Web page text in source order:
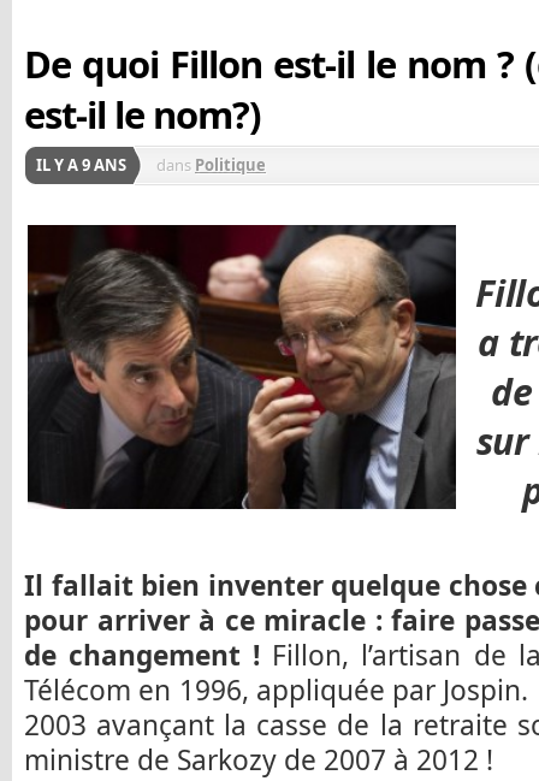
De quoi Fillon est-il le nom ?
est-il le nom?)
IL Y A 9 ANS dans Politique
a
sur
Il fallait bien inventer quelque chose
pour arriver à ce miracle : faire
de changement ! Fillon, l’artisan de
Télécom en 1996, appliquée par
2003 avançant la casse de la retraite
ministre de Sarkozy de 2007 à 2012 !